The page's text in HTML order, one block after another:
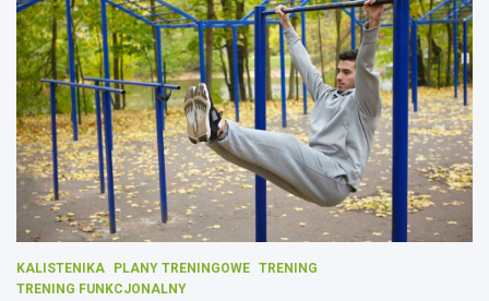
KALISTENIKA PLANY TRENINGOWE TRENING
TRENING FUNKCJONALNY